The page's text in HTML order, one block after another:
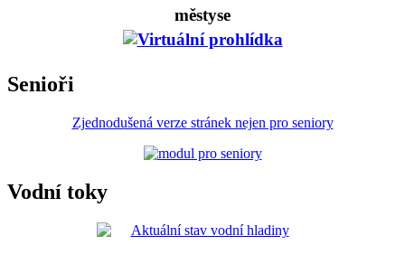
městyse
Senioři
Zjednodušená verze stránek nejen pro seniory
Vodní toky